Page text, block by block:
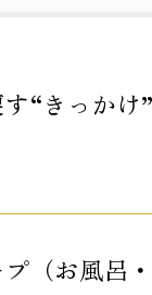
“きっかけ
（お風呂